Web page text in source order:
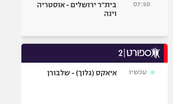
07:50
בית"ר ירושלים - אוסטריה
וינה
עכשיו איאקס (גלוך) - שלבורן